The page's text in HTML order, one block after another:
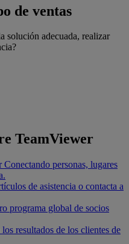
de ventas
solución adecuada, realizar
TeamViewer
Conectando personas, lugares
de asistencia o contacta a
programa global de socios
resultados de los clientes de